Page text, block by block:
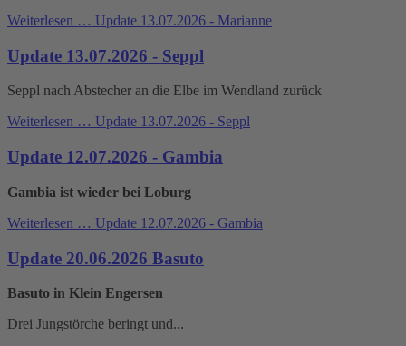
Weiterlesen … Update 13.07.2026 - Marianne
Update 13.07.2026 - Seppl
Seppl nach Abstecher an die Elbe im Wendland zurück
Weiterlesen … Update 13.07.2026 - Seppl
Update 12.07.2026 - Gambia
Gambia ist wieder bei Loburg
Weiterlesen … Update 12.07.2026 - Gambia
Update 20.06.2026 Basuto
Basuto in Klein Engersen
Drei Jungstörche beringt und...